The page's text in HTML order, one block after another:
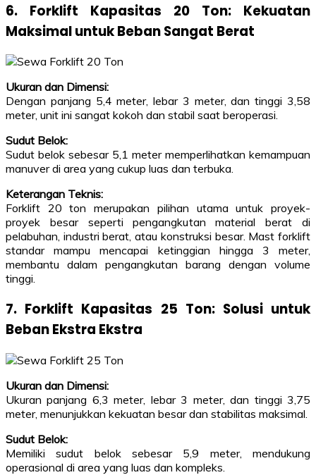
6. Forklift Kapasitas 20 Ton: Kekuatan
Maksimal untuk Beban Sangat Berat
Ukuran dan Dimensi:
Dengan panjang 5,4 meter, lebar 3 meter, dan tinggi 3,58
meter, unit ini sangat kokoh dan stabil saat beroperasi.
Sudut Belok:
Sudut belok sebesar 5,1 meter memperlihatkan kemampuan
manuver di area yang cukup luas dan terbuka.
Keterangan Teknis:
Forklift 20 ton merupakan pilihan utama untuk proyek-
proyek besar seperti pengangkutan material berat di
pelabuhan, industri berat, atau konstruksi besar. Mast forklift
standar mampu mencapai ketinggian hingga 3 meter,
membantu dalam pengangkutan barang dengan volume
tinggi.
7. Forklift Kapasitas 25 Ton: Solusi untuk
Beban Ekstra Ekstra
Ukuran dan Dimensi:
Ukuran panjang 6,3 meter, lebar 3 meter, dan tinggi 3,75
meter, menunjukkan kekuatan besar dan stabilitas maksimal.
Sudut Belok:
Memiliki sudut belok sebesar 5,9 meter, mendukung
operasional di area yang luas dan kompleks.